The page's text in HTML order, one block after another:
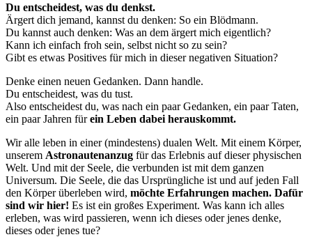
Du entscheidest, was du denkst.
Ärgert dich jemand, kannst du denken: So ein Blödmann.
Du kannst auch denken: Was an dem ärgert mich eigentlich?
Kann ich einfach froh sein, selbst nicht so zu sein?
Gibt es etwas Positives für mich in dieser negativen Situation?
Denke einen neuen Gedanken. Dann handle.
Du entscheidest, was du tust.
Also entscheidest du, was nach ein paar Gedanken, ein paar Taten,
ein paar Jahren fürein Leben dabei herauskommt.
Wir alle leben in einer (mindestens) dualen Welt. Mit einem Körper,
unserem Astronautenanzug für das Erlebnis auf dieser physischen
Welt. Und mit der Seele, die verbunden ist mit dem ganzen
Universum. Die Seele, die das Ursprüngliche ist und auf jeden Fall
den Körper überleben wird, möchte Erfahrungen machen. Dafür
sind wir hier! Es ist ein großes Experiment. Was kann ich alles
erleben, was wird passieren, wenn ich dieses oder jenes denke,
dieses oder jenes tue?